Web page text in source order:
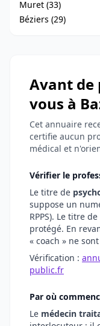
Muret (33)
Béziers (29)
Avant de
vous à
Cet annuaire
certifie aucun
médical et
Vérifier le
Le titre de
suppose un
RPPS). Le titre de
protégé. En
« coach » ne
Vérification :
public.fr
Par où
Le médecin